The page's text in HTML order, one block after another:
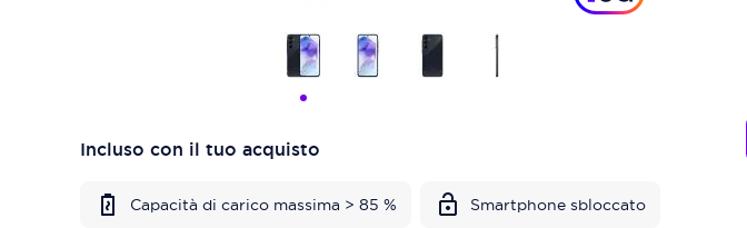
Incluso con il tuo acquisto
Capacità di carico massima > 85 % Smartphone sbloccato